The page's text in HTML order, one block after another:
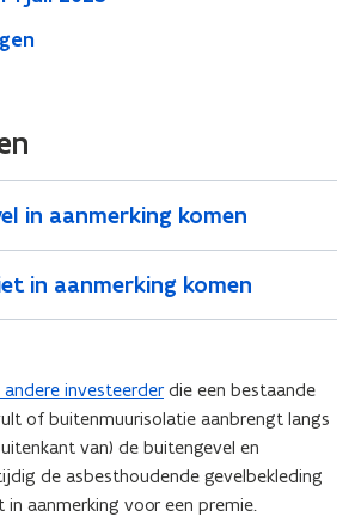
in aanmerking komen
in aanmerking komen
andere investeerder die een bestaande
of buitenmuurisolatie aanbrengt langs
van) de buitengevel en
de asbesthoudende gevelbekleding
aanmerking voor een premie.